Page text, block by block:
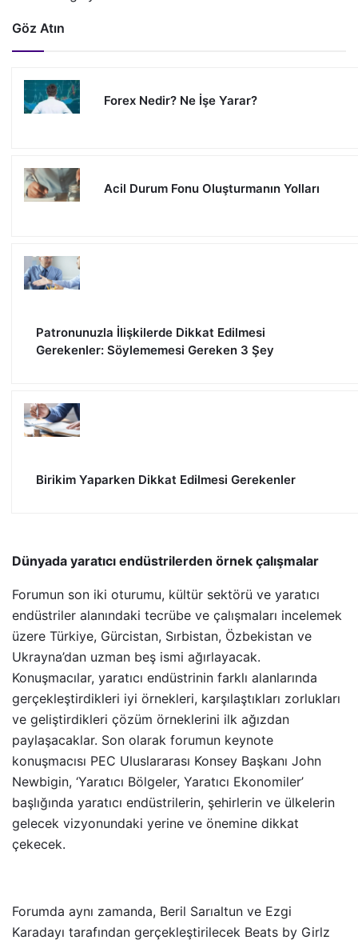
Göz Atın
Forex Nedir? Ne İşe Yarar?
Acil Durum Fonu Oluşturmanın Yolları
Patronunuzla İlişkilerde Dikkat Edilmesi
Gerekenler: Söylememesi Gereken 3 Şey
Birikim Yaparken Dikkat Edilmesi Gerekenler
Dünyada yaratıcı endüstrilerden örnek çalışmalar
Forumun son iki oturumu, kültür sektörü ve yaratıcı
endüstriler alanındaki tecrübe ve çalışmaları incelemek
üzere Türkiye, Gürcistan, Sırbistan, Özbekistan ve
Ukrayna’dan uzman beş ismi ağırlayacak.
Konuşmacılar, yaratıcı endüstrinin farklı alanlarında
gerçekleştirdikleri iyi örnekleri, karşılaştıkları zorlukları
ve geliştirdikleri çözüm örneklerini ilk ağızdan
paylaşacaklar. Son olarak forumun keynote
konuşmacısı PEC Uluslararası Konsey Başkanı John
Newbigin, ‘Yaratıcı Bölgeler, Yaratıcı Ekonomiler’
başlığında yaratıcı endüstrilerin, şehirlerin ve ülkelerin
gelecek vizyonundaki yerine ve önemine dikkat
çekecek.
Forumda aynı zamanda, Beril Sarıaltun ve Ezgi
Karadayı tarafından gerçekleştirilecek Beats by Girlz